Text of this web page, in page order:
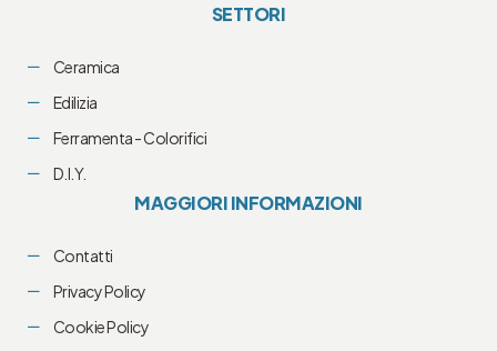
SETTORI
Ceramica
Edilizia
Ferramenta - Colorifici
D.I.Y.
MAGGIORI INFORMAZIONI
Contatti
Privacy Policy
Cookie Policy